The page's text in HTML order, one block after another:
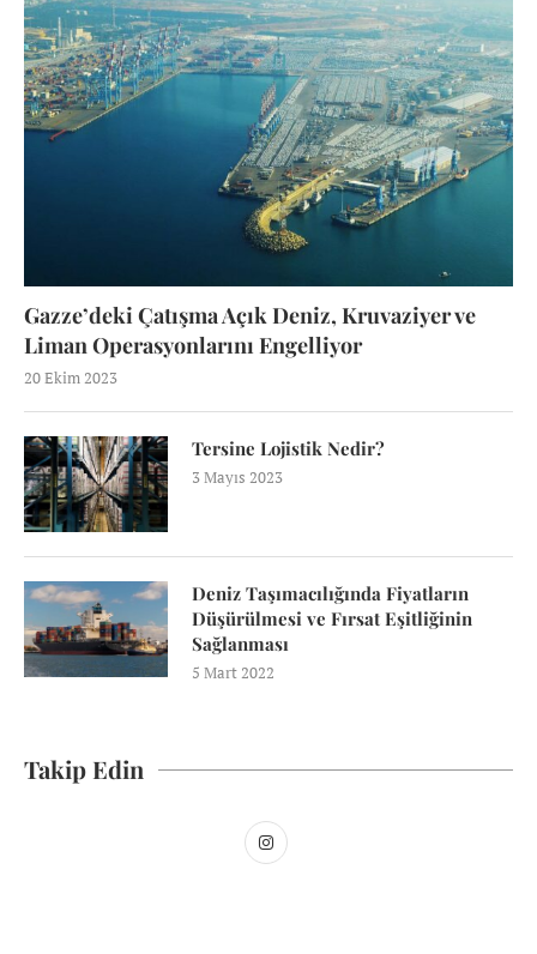
Gazze’deki Çatışma Açık Deniz, Kruvaziyer ve
Liman Operasyonlarını Engelliyor
20 Ekim 2023
Tersine Lojistik Nedir?
3 Mayıs 2023
Deniz Taşımacılığında Fiyatların
Düşürülmesi ve Fırsat Eşitliğinin
Sağlanması
5 Mart 2022
Takip Edin